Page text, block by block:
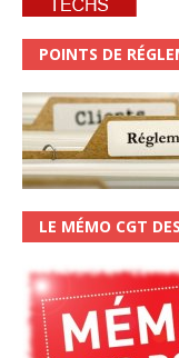
POINTS DE
LE MÉMO CGT